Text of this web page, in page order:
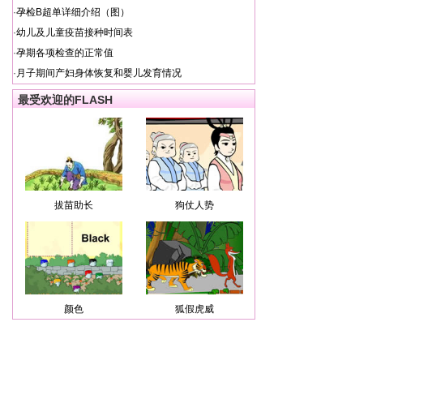
·孕检B超单详细介绍（图）
·幼儿及儿童疫苗接种时间表
·孕期各项检查的正常值
· 月子期间产妇身体恢复和婴儿发育情况
最受欢迎的FLASH
拔苗助长 狗仗人势
颜色 狐假虎威